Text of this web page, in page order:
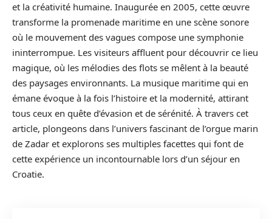
et la créativité humaine. Inaugurée en 2005, cette œuvre
transforme la promenade maritime en une scène sonore
où le mouvement des vagues compose une symphonie
ininterrompue. Les visiteurs affluent pour découvrir ce lieu
magique, où les mélodies des flots se mêlent à la beauté
des paysages environnants. La musique maritime qui en
émane évoque à la fois l’histoire et la modernité, attirant
tous ceux en quête d’évasion et de sérénité. À travers cet
article, plongeons dans l’univers fascinant de l’orgue marin
de Zadar et explorons ses multiples facettes qui font de
cette expérience un incontournable lors d’un séjour en
Croatie.